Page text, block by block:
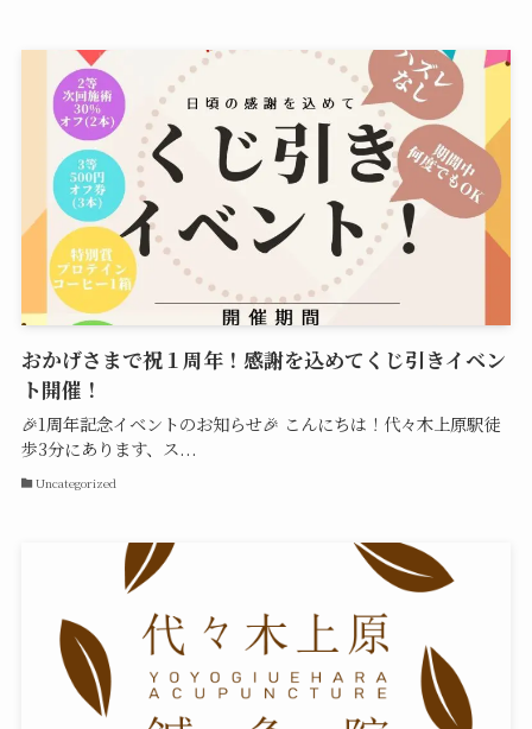
おかげさまで祝１周年！感謝を込めてくじ引きイベン
ト開催！
🎉1周年記念イベントのお知らせ🎉 こんにちは！代々木上原駅徒
歩3分にあります、ス...
Uncategorized